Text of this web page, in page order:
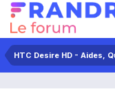
HTC Desire HD - Aides,